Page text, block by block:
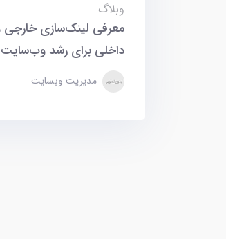
وبلاگ
معرفی لینک‌سازی خارجی
داخلی برای رشد وب‌سایت
مدیریت وبسایت